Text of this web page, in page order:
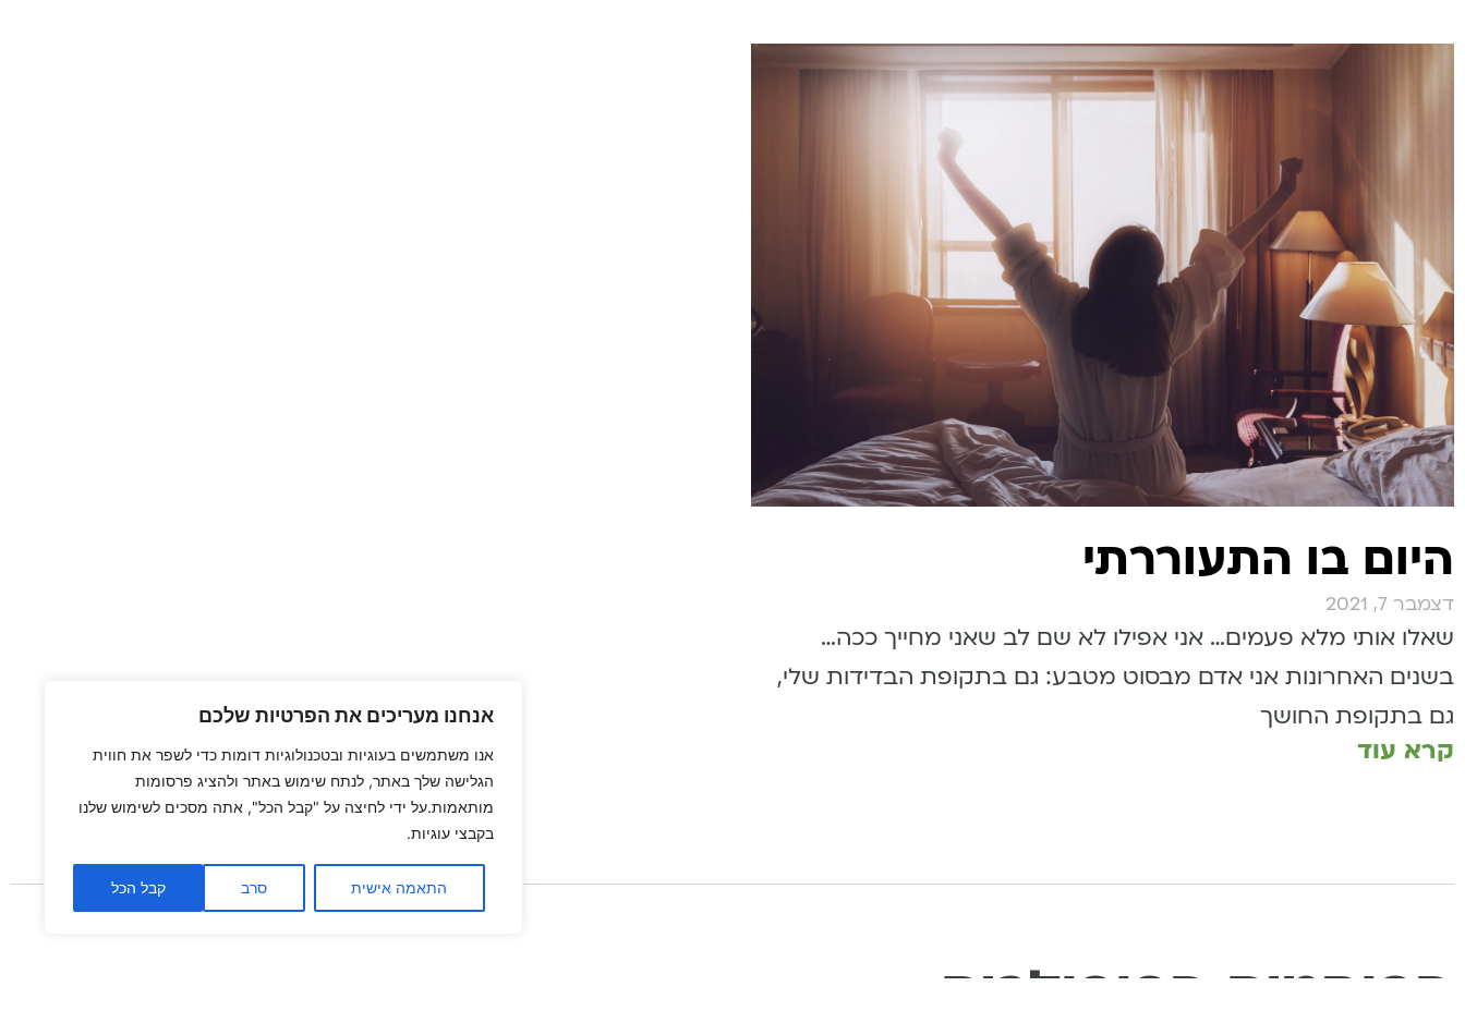
אנחנו מעריכים את הפרטיות שלכם
אנו משתמשים בעוגיות ובטכנולוגיות דומות כדי לשפר את חווית
הגלישה שלך באתר, לנתח שימוש באתר ולהציג פרסומות
מותאמות.על ידי לחיצה על "קבל הכל", אתה מסכים לשימוש שלנו
בקבצי עוגיות.
התאמה אישית סרב קבל הכל
היום בו התעוררתי
דצמבר 7, 2021
שאלו אותי מלא פעמים… אני אפילו לא שם לב שאני מחייך ככה…
בשנים האחרונות אני אדם מבסוט מטבע: גם בתקופת הבדידות שלי,
גם בתקופת החושך
קרא עוד
הפוסטים הפופולרים